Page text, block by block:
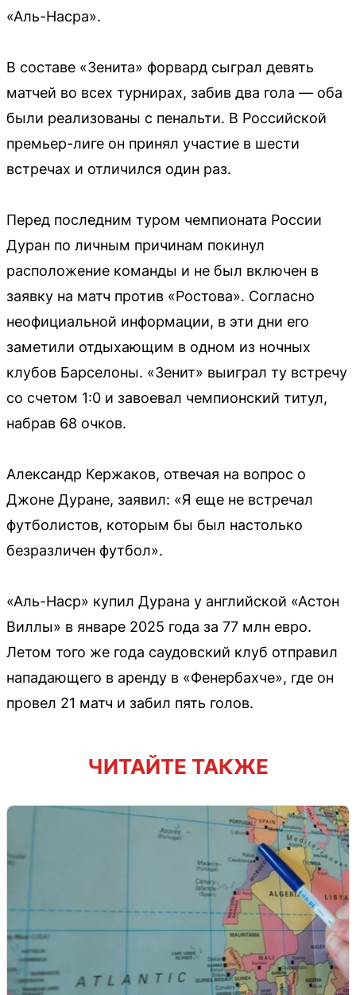
«Аль-Насра».
В составе «Зенита» форвард сыграл девять
матчей во всех турнирах, забив два гола — оба
были реализованы с пенальти. В Российской
премьер-лиге он принял участие в шести
встречах и отличился один раз.
Перед последним туром чемпионата России
Дуран по личным причинам покинул
расположение команды и не был включен в
заявку на матч против «Ростова». Согласно
неофициальной информации, в эти дни его
заметили отдыхающим в одном из ночных
клубов Барселоны. «Зенит» выиграл ту встречу
со счетом 1:0 и завоевал чемпионский титул,
набрав 68 очков.
Александр Кержаков, отвечая на вопрос о
Джоне Дуране, заявил: «Я еще не встречал
футболистов, которым бы был настолько
безразличен футбол».
«Аль-Наср» купил Дурана у английской «Астон
Виллы» в январе 2025 года за 77 млн евро.
Летом того же года саудовский клуб отправил
нападающего в аренду в «Фенербахче», где он
провел 21 матч и забил пять голов.
ЧИТАЙТЕ ТАКЖЕ